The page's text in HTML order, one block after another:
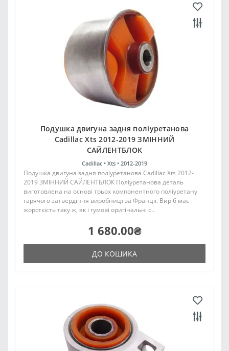
Подушка двигуна задня поліуретанова
Cadillac Xts 2012-2019 ЗМІННИЙ
САЙЛЕНТБЛОК
Cadillac • Xts • 2012-2019
Подушка двигуна задня поліуретанова Cadillac Xts 2012-
2019 ЗМІННИЙ САЙЛЕНТБЛОК Поліуретанова деталь
виготовлена на основі трьох компонентного поліуретану
гарячого затвердіння виробництва Франції. Виріб має
жорсткість таку ж, як і гумові оригінальні с..
1 680.00₴
ДО КОШИКА